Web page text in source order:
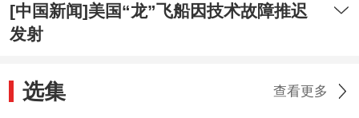
[中国新闻]美国“龙”飞船因技术故障推迟
发射
选集 查看更多